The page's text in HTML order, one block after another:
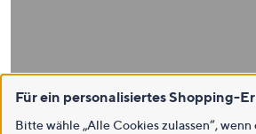
Für ein personalisiertes Shopping-
Bitte wähle „Alle Cookies zulassen“,